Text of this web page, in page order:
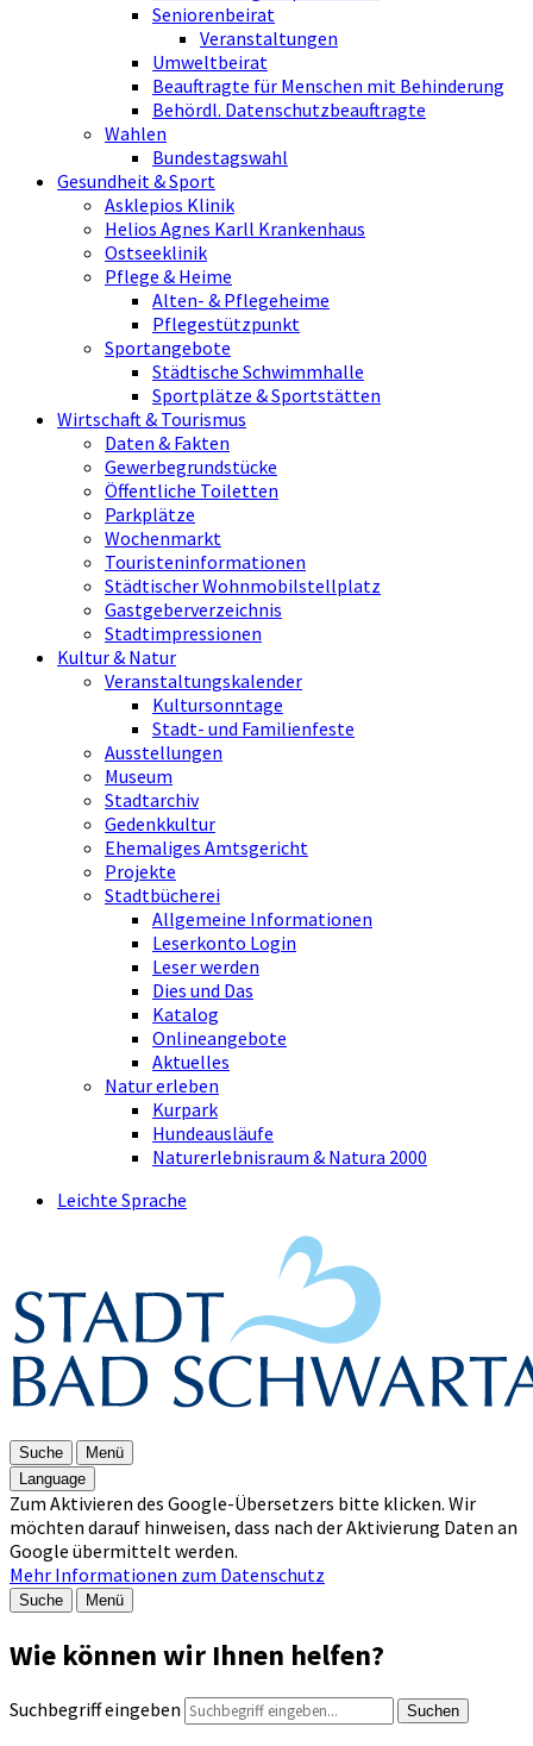
Seniorenbeirat
Veranstaltungen
Umweltbeirat
Beauftragte für Menschen mit Behinderung
Behördl. Datenschutzbeauftragte
Wahlen
Bundestagswahl
Gesundheit & Sport
Asklepios Klinik
Helios Agnes Karll Krankenhaus
Ostseeklinik
Pflege & Heime
Alten- & Pflegeheime
Pflegestützpunkt
Sportangebote
Städtische Schwimmhalle
Sportplätze & Sportstätten
Wirtschaft & Tourismus
Daten & Fakten
Gewerbegrundstücke
Öffentliche Toiletten
Parkplätze
Wochenmarkt
Touristeninformationen
Städtischer Wohnmobilstellplatz
Gastgeberverzeichnis
Stadtimpressionen
Kultur & Natur
Veranstaltungskalender
Kultursonntage
Stadt- und Familienfeste
Ausstellungen
Museum
Stadtarchiv
Gedenkkultur
Ehemaliges Amtsgericht
Projekte
Stadtbücherei
Allgemeine Informationen
Leserkonto Login
Leser werden
Dies und Das
Katalog
Onlineangebote
Aktuelles
Natur erleben
Kurpark
Hundeausläufe
Naturerlebnisraum & Natura 2000
Leichte Sprache
Suche
Menü
Language
Zum Aktivieren des Google-Übersetzers bitte klicken. Wir
möchten darauf hinweisen, dass nach der Aktivierung Daten an
Google übermittelt werden.
Mehr Informationen zum Datenschutz
Suche Menü
Wie können wir Ihnen helfen?
Suchbegriff eingeben Suchen